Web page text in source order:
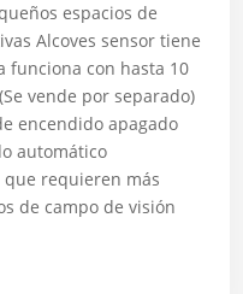
espacios de
Alcoves sensor tiene
funciona con hasta 10
vende por separado)
encendido apagado
automático
requieren más
de campo de visión